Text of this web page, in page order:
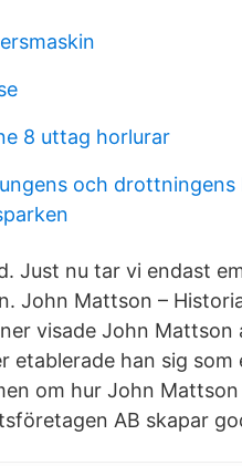
8 uttag horlurar
och drottningens
Just nu tar vi endast
John Mattson –
visade John
etablerade han sig
om hur John
AB skapar